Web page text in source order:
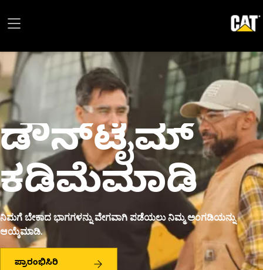
ಡೌನ್‌ಟೈಮ್
ಕಡಿಮೆಮಾಡಿ
ನಿಮಗೆ ಬೇಕಾದ ಭಾಗಗಳನ್ನು ವೇಗವಾಗಿ ಪಡೆಯಲು ನಿಮ್ಮ ಅಂಗಡಿಯನ್ನು
ಆಯ್ಕೆಮಾಡಿ.
ಪ್ರಾರಂಭಿಸಿರಿ